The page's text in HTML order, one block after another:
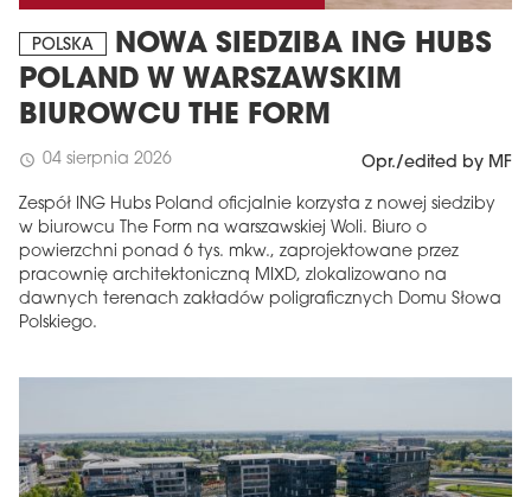
POLSKA
NOWA SIEDZIBA ING HUBS
POLAND W WARSZAWSKIM
BIUROWCU THE FORM
schedule 04 sierpnia 2026 Opr./edited by MF
Zespół ING Hubs Poland oficjalnie korzysta z nowej siedziby
w biurowcu The Form na warszawskiej Woli. Biuro o
powierzchni ponad 6 tys. mkw., zaprojektowane przez
pracownię architektoniczną MIXD, zlokalizowano na
dawnych terenach zakładów poligraficznych Domu Słowa
Polskiego.